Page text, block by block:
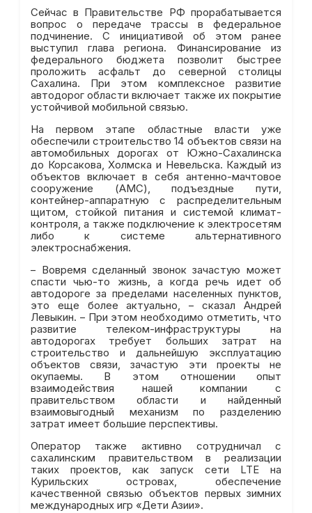
Сейчас в Правительстве РФ прорабатывается
вопрос о передаче трассы в федеральное
подчинение. С инициативой об этом ранее
выступил глава региона. Финансирование из
федерального бюджета позволит быстрее
проложить асфальт до северной столицы
Сахалина. При этом комплексное развитие
автодорог области включает также их покрытие
устойчивой мобильной связью.
На первом этапе областные власти уже
обеспечили строительство 14 объектов связи на
автомобильных дорогах от Южно-Сахалинска
до Корсакова, Холмска и Невельска. Каждый из
объектов включает в себя антенно-мачтовое
сооружение (АМС), подъездные пути,
контейнер-аппаратную с распределительным
щитом, стойкой питания и системой климат-
контроля, а также подключение к электросетям
либо к системе альтернативного
электроснабжения.
– Вовремя сделанный звонок зачастую может
спасти чью-то жизнь, а когда речь идет об
автодороге за пределами населенных пунктов,
это еще более актуально, – сказал Андрей
Левыкин. – При этом необходимо отметить, что
развитие телеком-инфраструктуры на
автодорогах требует больших затрат на
строительство и дальнейшую эксплуатацию
объектов связи, зачастую эти проекты не
окупаемы. В этом отношении опыт
взаимодействия нашей компании с
правительством области и найденный
взаимовыгодный механизм по разделению
затрат имеет большие перспективы.
Оператор также активно сотрудничал с
сахалинским правительством в реализации
таких проектов, как запуск сети LTE на
Курильских островах, обеспечение
качественной связью объектов первых зимних
международных игр «Дети Азии».